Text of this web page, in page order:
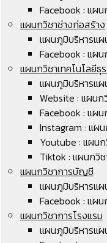
Facebook : แผ
แผนกวิชาช่างก่อสร้าง
แผนภูมิบริหารแ
Facebook : แผ
แผนกวิชาเทคโนโลยีธุ
แผนภูมิบริหารแผ
Website : แผนก
Facebook : แผ
Instagram : แผ
Youtube : แผน
Tiktok : แผนกวิ
แผนกวิชาการบัญชี
แผนภูมิบริหารแ
Facebook : แผ
แผนกวิชาการโรงแรม
แผนภูมิบริหารแผ